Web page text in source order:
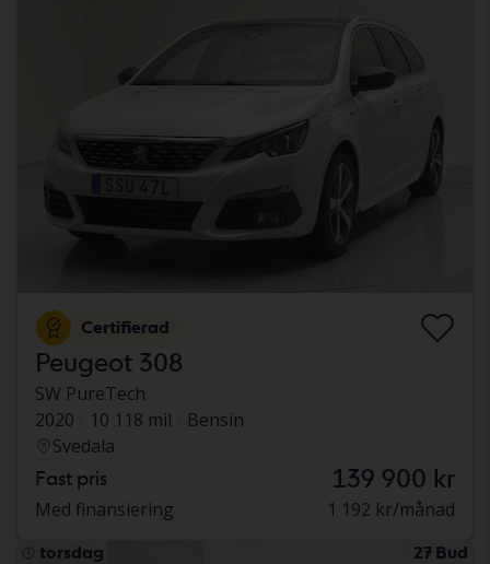
Certifierad
Peugeot 308
SW PureTech
2020
10 118 mil
Bensin
Svedala
Fast pris 139 900 kr
Med finansiering 1 192 kr/månad
torsdag 27 Bud